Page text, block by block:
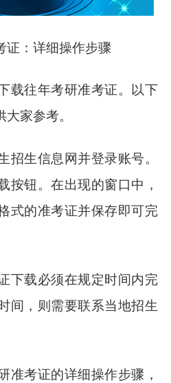
证：详细操作步骤
载往年考研准考证。以下
家参考。
招生信息网并登录账号。
按钮。在出现的窗口中，
式的准考证并保存即可完
下载必须在规定时间内完
间，则需要联系当地招生
准考证的详细操作步骤，